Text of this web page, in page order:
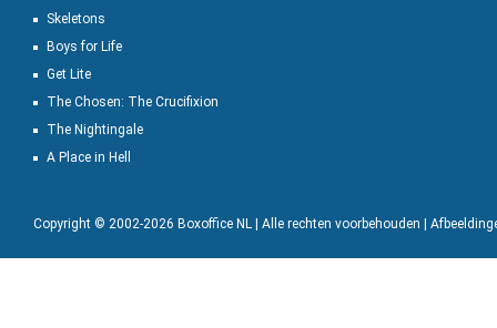
Skeletons
Boys for Life
Get Lite
The Chosen: The Crucifixion
The Nightingale
A Place in Hell
Copyright © 2002-2026 Boxoffice NL | Alle rechten voorbehouden |